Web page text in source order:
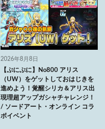
2026年8月8日
【ぷにぷに】No800 アリス
（UW）をゲットしておはじきを
進めよう！覚醒シリカ＆アリス出
現理超アップガシャチャレンジ！
/ ソードアート・オンライン コラ
ボイベント